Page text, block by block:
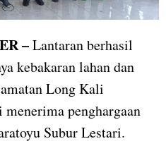
–Lantaran berhasil
kebakaran lahan dan
Long Kali
penghargaan
Subur Lestari.